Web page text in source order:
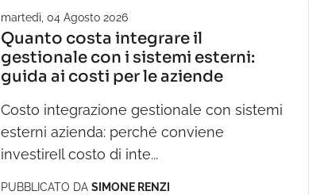
martedì, 04 Agosto 2026
Quanto costa integrare il
gestionale con i sistemi esterni:
guida ai costi per le aziende
Costo integrazione gestionale con sistemi
esterni azienda: perché conviene
investireIl costo di inte...
PUBBLICATO DA SIMONE RENZI